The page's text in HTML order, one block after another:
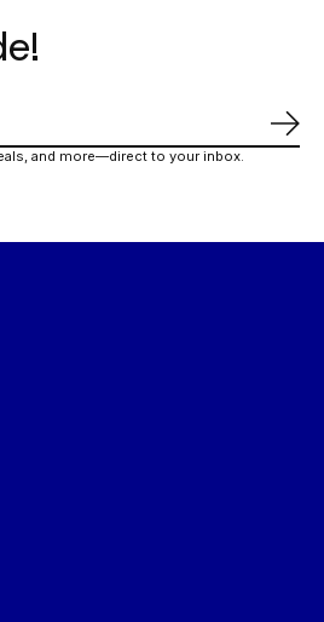
and more—direct to your inbox.